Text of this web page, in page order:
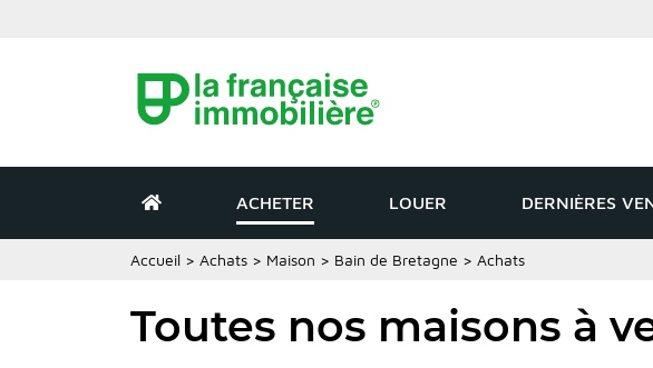
ACHETER LOUER DERNIÈRES
Accueil > Achats > Maison > Bain de Bretagne > Achats
Toutes nos maisons à